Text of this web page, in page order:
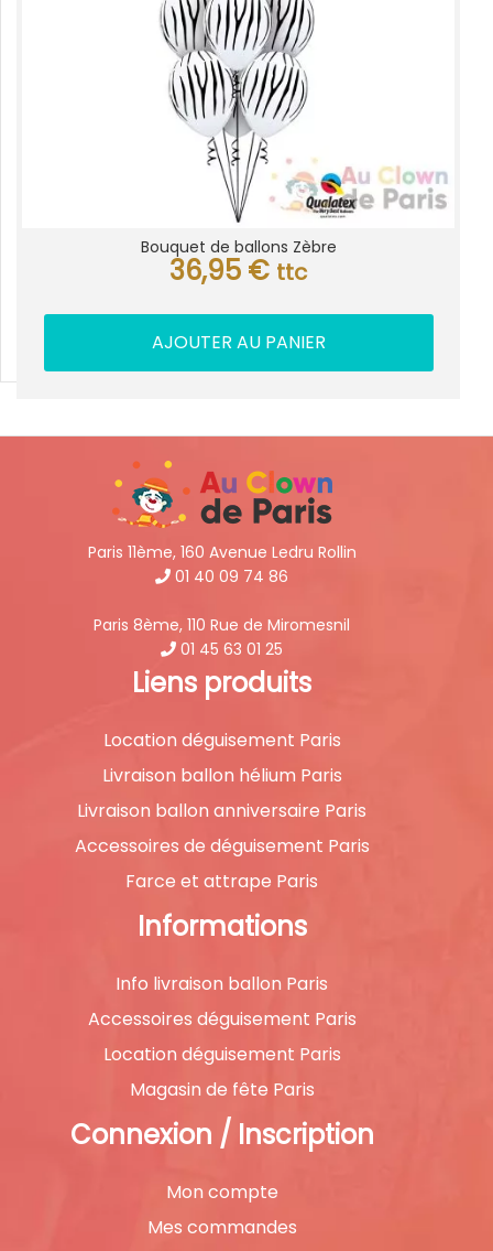
Bouquet de ballons Zèbre
36,95 € ttc
AJOUTER AU PANIER
Paris 11ème, 160 Avenue Ledru Rollin
01 40 09 74 86
Paris 8ème, 110 Rue de Miromesnil
01 45 63 01 25
Liens produits
Location déguisement Paris
Livraison ballon hélium Paris
Livraison ballon anniversaire Paris
Accessoires de déguisement Paris
Farce et attrape Paris
Informations
Info livraison ballon Paris
Accessoires déguisement Paris
Location déguisement Paris
Magasin de fête Paris
Connexion / Inscription
Mon compte
Mes commandes